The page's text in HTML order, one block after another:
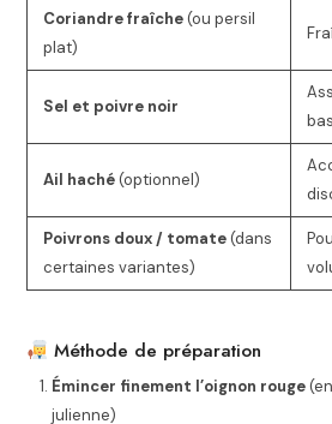
Coriandre fraîche(ou persil
plat)
Sel et poivre noir
Ail haché(optionnel)
Poivrons doux / tomate(dans
certaines variantes)
Méthode de préparation
Émincer finement l’oignon rouge
julienne)